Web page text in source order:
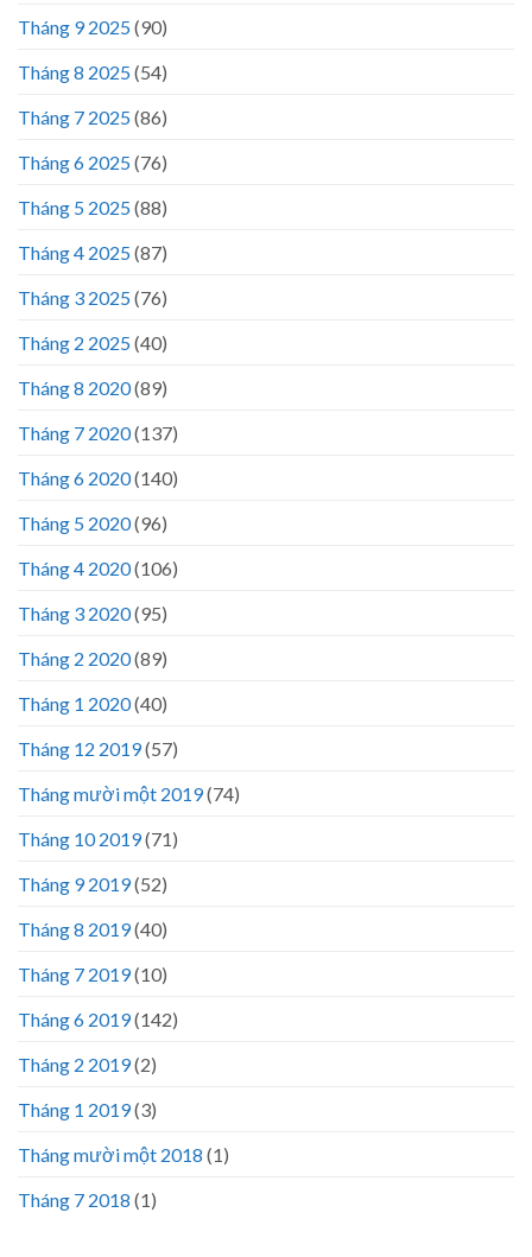
Tháng 9 2025(90)
Tháng 8 2025(54)
Tháng 7 2025(86)
Tháng 6 2025(76)
Tháng 5 2025(88)
Tháng 4 2025(87)
Tháng 3 2025(76)
Tháng 2 2025(40)
Tháng 8 2020(89)
Tháng 7 2020(137)
Tháng 6 2020(140)
Tháng 5 2020(96)
Tháng 4 2020(106)
Tháng 3 2020(95)
Tháng 2 2020(89)
Tháng 1 2020(40)
Tháng 12 2019(57)
Tháng mười một 2019(74)
Tháng 10 2019(71)
Tháng 9 2019(52)
Tháng 8 2019(40)
Tháng 7 2019(10)
Tháng 6 2019(142)
Tháng 2 2019(2)
Tháng 1 2019(3)
Tháng mười một 2018 (1)
Tháng 7 2018 (1)